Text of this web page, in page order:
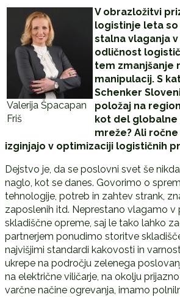
Valerija Špacapan
Friš
V obrazložitvi
logistinje leta
stalna vlaganja
odličnost
tem zmanjšanje
manipulacij. S
Schenker
položaj na
kot del globalne
mreže? Ali
izginjajo v optimizaciji logističnih
Dejstvo je, da se poslovni svet še
naglo, kot se danes. Govorimo o
tehnologije, potreb in zahtev strank,
zaposlenih itd. Neprestano vlagamo v
skladiščne opreme, saj le tako lahko
partnerjem ponudimo storitve
najvišjimi standardi kakovosti in
ukrepe na področju zelenega
na električne viličarje, na okolju
varčne načine ogrevanja, imamo